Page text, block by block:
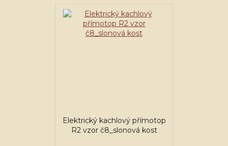
Elektrický kachlový přímotop
R2 vzor č8_slonová kost